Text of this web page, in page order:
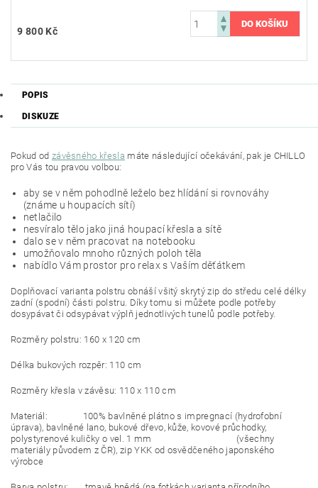
9 800 Kč
POPIS
DISKUZE
Pokud od závěsného křesla máte následující očekávání, pak je CHILLO
pro Vás tou pravou volbou:
aby se v něm pohodlně leželo bez hlídání si rovnováhy
(známe u houpacích sítí)
netlačilo
nesvíralo tělo jako jiná houpací křesla a sítě
dalo se v něm pracovat na notebooku
umožňovalo mnoho různých poloh těla
nabídlo Vám prostor pro relax s Vaším děťátkem
Doplňovací varianta polstru obnáší všitý skrytý zip do středu celé délky
zadní (spodní) části polstru. Díky tomu si můžete podle potřeby
dosypávat či odsypávat výplň jednotlivých tunelů podle potřeby.
Rozměry polstru: 160 x 120 cm
Délka bukových rozpěr: 110 cm
Rozměry křesla v závěsu: 110 x 110 cm
Materiál: 100% bavlněné plátno s impregnací (hydrofobní
úprava), bavlněné lano, bukové dřevo, kůže, kovové průchodky,
polystyrenové kuličky o vel. 1 mm (všechny
materiály původem z ČR), zip YKK od osvědčeného japonského
výrobce